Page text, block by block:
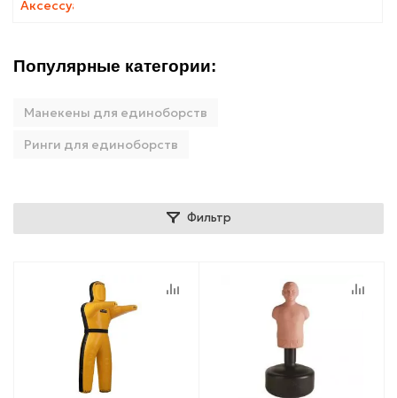
Популярные категории:
Манекены для единоборств
Ринги для единоборств
Фильтр